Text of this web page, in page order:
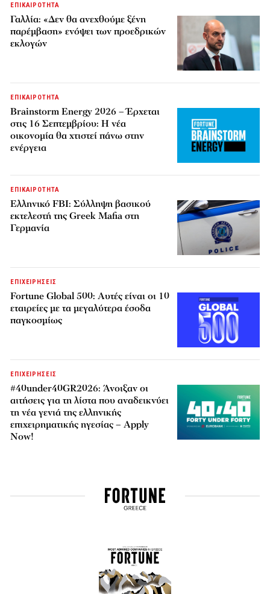
ΕΠΙΚΑΙΡΟΤΗΤΑ
Γαλλία: «Δεν θα ανεχθούμε ξένη
παρέμβαση» ενόψει των προεδρικών
εκλογών
ΕΠΙΚΑΙΡΟΤΗΤΑ
Brainstorm Energy 2026 – Έρχεται
στις 16 Σεπτεμβρίου: Η νέα
οικονομία θα χτιστεί πάνω στην
ενέργεια
ΕΠΙΚΑΙΡΟΤΗΤΑ
Ελληνικό FBI: Σύλληψη βασικού
εκτελεστή της Greek Mafia στη
Γερμανία
ΕΠΙΧΕΙΡΗΣΕΙΣ
Fortune Global 500: Αυτές είναι οι 10
εταιρείες με τα μεγαλύτερα έσοδα
παγκοσμίως
ΕΠΙΧΕΙΡΗΣΕΙΣ
#40under40GR2026: Άνοιξαν οι
αιτήσεις για τη λίστα που αναδεικνύει
τη νέα γενιά της ελληνικής
επιχειρηματικής ηγεσίας – Apply
Now!